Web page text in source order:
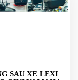
SAU XE LEXI